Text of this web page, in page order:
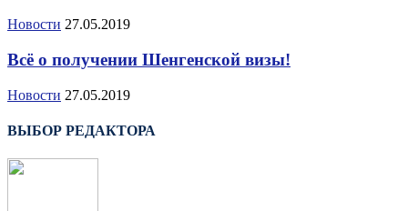
Новости 27.05.2019
Всё о получении Шенгенской визы!
Новости 27.05.2019
ВЫБОР РЕДАКТОРА